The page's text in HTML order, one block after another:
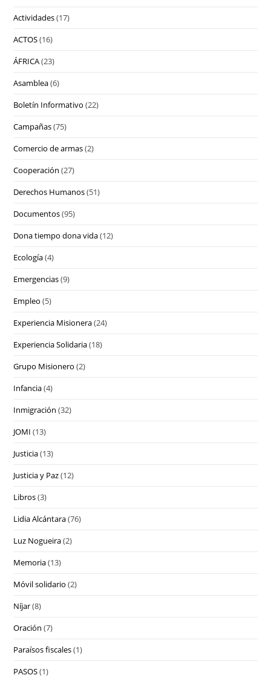
Actividades(17)
ACTOS(16)
ÁFRICA(23)
Asamblea(6)
Boletín Informativo (22)
Campañas(75)
Comercio de armas(2)
Cooperación (27)
Derechos Humanos(51)
Documentos(95)
Dona tiempo dona vida(12)
Ecología(4)
Emergencias(9)
Empleo (5)
Experiencia Misionera(24)
Experiencia Solidaria(18)
Grupo Misionero (2)
Infancia(4)
Inmigración (32)
JOMI (13)
Justicia(13)
Justicia y Paz(12)
Libros(3)
Lidia Alcántara(76)
Luz Nogueira(2)
Memoria(13)
Móvil solidario (2)
Níjar(8)
Oración (7)
Paraísos fiscales(1)
PASOS(1)